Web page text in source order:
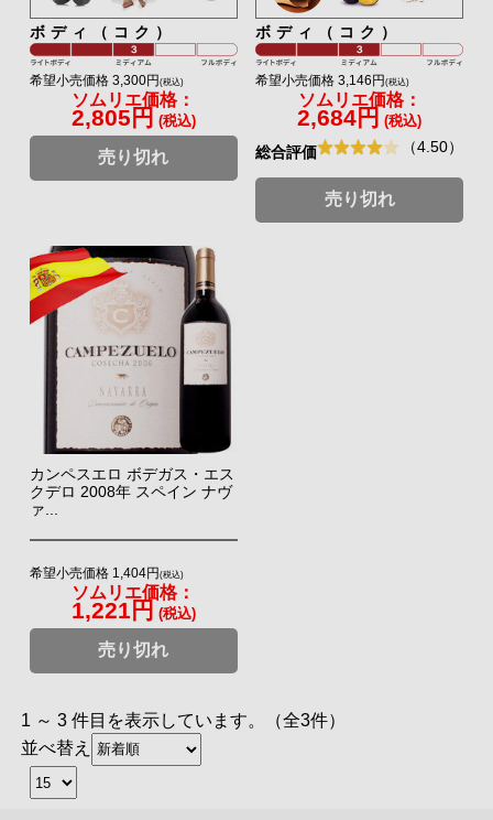
ボディ（コク）
希望小売価格 3,300円(税込)
ソムリエ価格：
2,805円 (税込)
売り切れ
ボディ（コク）
希望小売価格 3,146円(税込)
ソムリエ価格：
2,684円 (税込)
総合評価 （4.50）
売り切れ
カンペスエロ ボデガス・エス
クデロ 2008年 スペイン ナヴ
ァ...
希望小売価格 1,404円 (税込)
ソムリエ価格：
1,221円 (税込)
売り切れ
1 ～ 3 件目を表示しています。（全3件）
並べ替え